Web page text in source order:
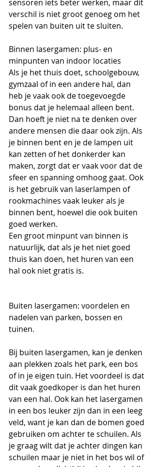
sensoren iets beter werken, maar dit
verschil is niet groot genoeg om het
spelen van buiten uit te sluiten.
Binnen lasergamen: plus- en
minpunten van indoor locaties
Als je het thuis doet, schoolgebouw,
gymzaal of in een andere hal, dan
heb je vaak ook de toegevoegde
bonus dat je helemaal alleen bent.
Dan hoeft je niet na te denken over
andere mensen die daar ook zijn. Als
je binnen bent en je de lampen uit
kan zetten of het donkerder kan
maken, zorgt dat er vaak voor dat de
sfeer en spanning omhoog gaat. Ook
is het gebruik van laserlampen of
rookmachines vaak leuker als je
binnen bent, hoewel die ook buiten
goed werken.
Een groot minpunt van binnen is
natuurlijk, dat als je het niet goed
thuis kan doen, het huren van een
hal ook niet gratis is.
Buiten lasergamen: voordelen en
nadelen van parken, bossen en
tuinen.
Bij buiten lasergamen, kan je denken
aan plekken zoals het park, een bos
of in je eigen tuin. Het voordeel is dat
dit vaak goedkoper is dan het huren
van een hal. Ook kan het lasergamen
in een bos leuker zijn dan in een leeg
veld, want je kan dan de bomen goed
gebruiken om achter te schuilen. Als
je graag wilt dat je achter dingen kan
schuilen maar je niet in het bos wil of